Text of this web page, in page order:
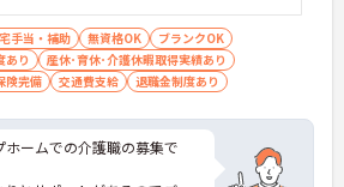
手当・補助 無資格OK
ブランクOK
あり
産休･育休･介護休暇取得実績あり
険完備 交通費支給 退職金制度あり
ームでの介護職の募集で